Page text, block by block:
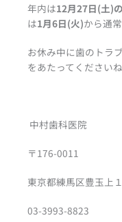
年内は12月27日(土)
は1月6日(火)から通
お休み中に歯のトラ
をあたってくださいね
中村歯科医院
〒176-0011
東京都練馬区豊玉上
03-3993-8823